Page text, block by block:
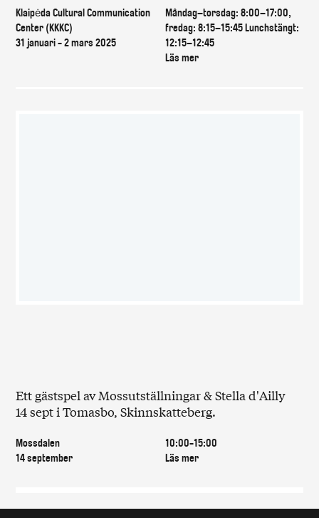
Klaipėda Cultural Communication
Center (KKKC)
31 januari - 2 mars 2025
Måndag–torsdag: 8:00–17:00,
fredag: 8:15–15:45 Lunchstängt:
12:15–12:45
Läs mer
Ett gästspel av Mossutställningar & Stella d'Ailly
14 sept i Tomasbo, Skinnskatteberg.
Mossdalen
14 september
10:00-15:00
Läs mer